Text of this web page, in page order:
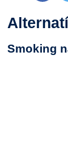
Smoking